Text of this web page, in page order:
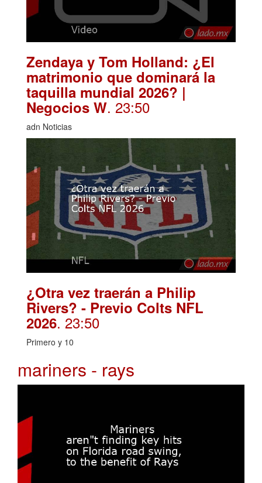
Zendaya y Tom Holland: ¿El
matrimonio que dominará la
taquilla mundial 2026? |
Negocios W. 23:50
adn Noticias
¿Otra vez traerán a Philip
Rivers? - Previo Colts NFL
2026. 23:50
Primero y 10
mariners - rays